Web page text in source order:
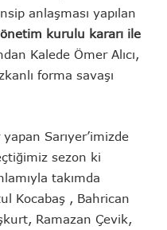
anlaşması yapılan
kurulu kararı ile
Kalede Ömer Alıcı,
forma savaşı
Sarıyer’imizde
sezon ki
takımda
Kocabaş , Bahrican
Ramazan Çevik,